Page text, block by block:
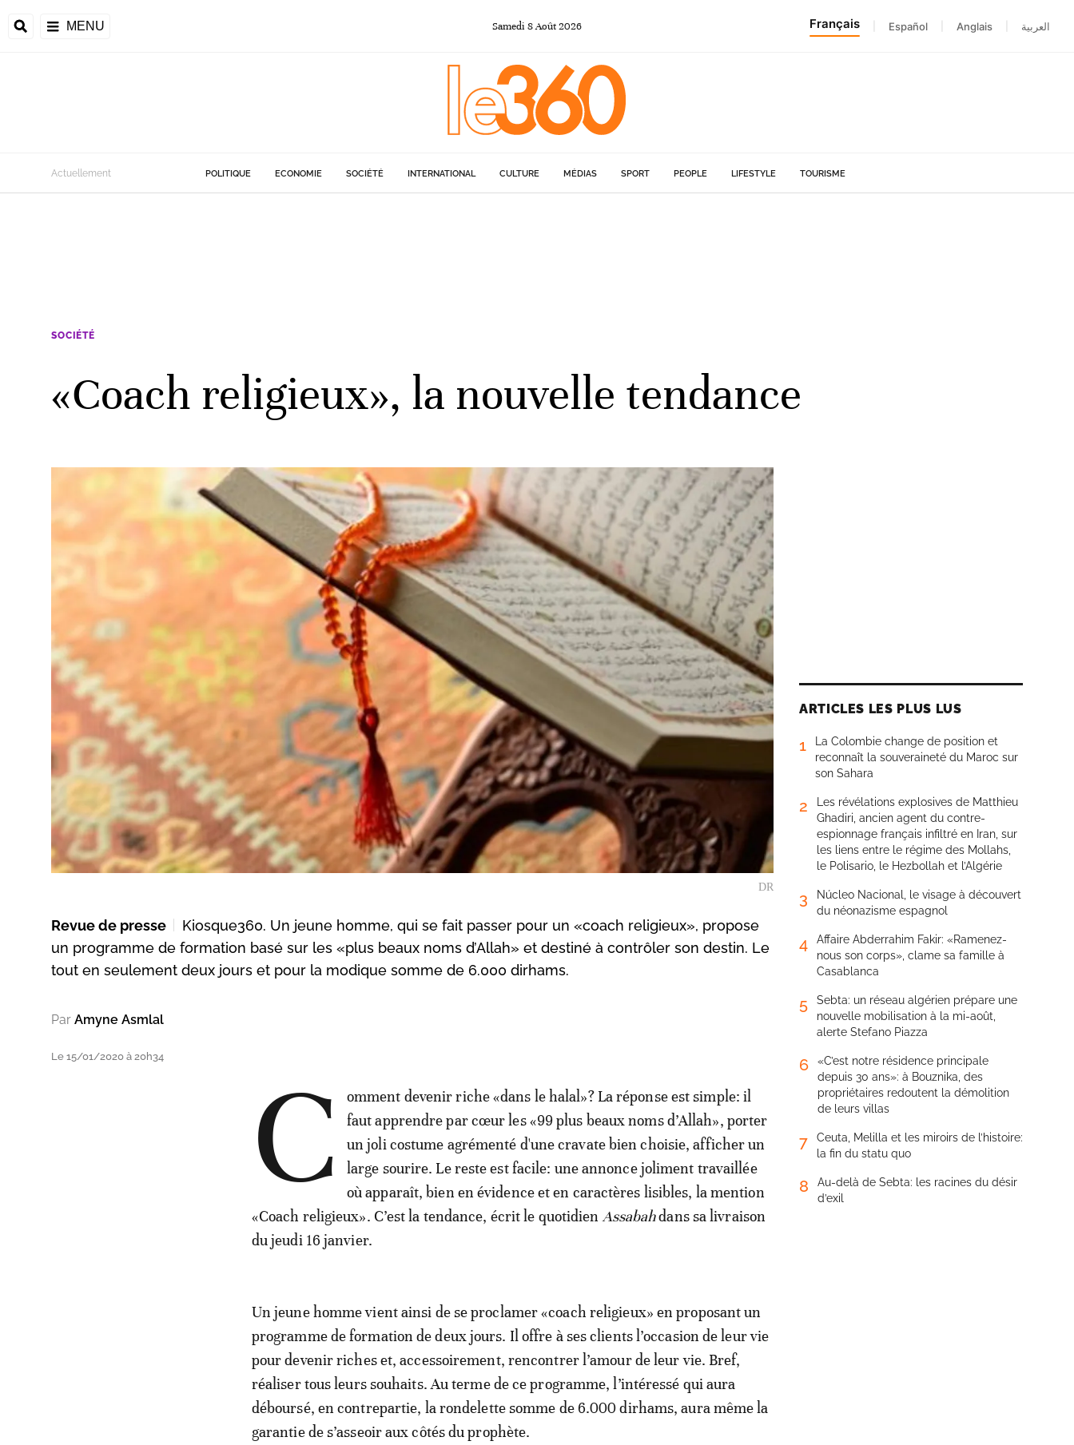
MENU Samedi 8Août2026 Français Español Anglais العربية
Actuellement POLITIQUE ECONOMIE SOCIÉTÉ INTERNATIONAL CULTURE MÉDIAS SPORT PEOPLE LIFESTYLE TOURISME
SOCIÉTÉ
«Coach religieux», la nouvelle tendance
DR
Revue de presse
Kiosque360. Un jeune homme, qui se fait passer pour un «coach religieux», propose
un programme de formation basé sur les «plus beaux noms d’Allah» et destiné à contrôler son destin. Le
tout en seulement deux jours et pour la modique somme de 6.000 dirhams.
Par Amyne Asmlal
Le 15/01/2020 à 20h34 C
omment devenir riche «dans le halal»? La réponse est simple: il
faut apprendre par cœur les «99 plus beaux noms d’Allah», porter
un joli costume agrémenté d'une cravate bien choisie, afficher un
large sourire. Le reste est facile: une annonce joliment travaillée
où apparaît, bien en évidence et en caractères lisibles, la mention
«Coach religieux». C’est la tendance, écrit le quotidienAssabahdans sa livraison
du jeudi 16 janvier.
Un jeune homme vient ainsi de se proclamer «coach religieux» en proposant un
programme de formation de deux jours. Il offre à ses clients l’occasion de leur vie
pour devenir riches et, accessoirement, rencontrer l’amour de leur vie. Bref,
réaliser tous leurs souhaits. Au terme de ce programme, l’intéressé qui aura
déboursé, en contrepartie, la rondelette somme de 6.000 dirhams, aura même la
garantie de s’asseoir aux côtés du prophète.
ARTICLES LES PLUS LUS
1
La Colombie change de position et
reconnaît la souveraineté du Maroc sur
son Sahara
2
Les révélations explosives de Matthieu
Ghadiri, ancien agent du contre-
espionnage français infiltré en Iran, sur
les liens entre le régime des Mollahs,
le Polisario, le Hezbollah et l’Algérie
3
Núcleo Nacional, le visage à découvert
du néonazisme espagnol
4
Affaire Abderrahim Fakir: «Ramenez-
nous son corps», clame sa famille à
Casablanca
5
Sebta: un réseau algérien prépare une
nouvelle mobilisation à la mi-août,
alerte Stefano Piazza
6
«C’est notre résidence principale
depuis 30 ans»: à Bouznika, des
propriétaires redoutent la démolition
de leurs villas
7
Ceuta, Melilla et les miroirs de l’histoire:
la fin du statu quo
8
Au-delà de Sebta: les racines du désir
d’exil